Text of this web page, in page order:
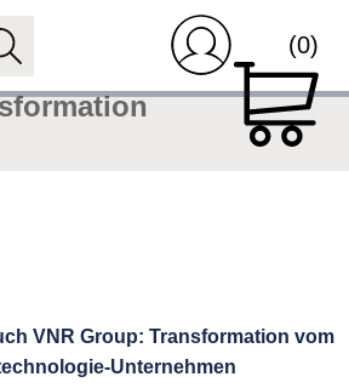
(0)
VNR Group: Transformation vom
Unternehmen